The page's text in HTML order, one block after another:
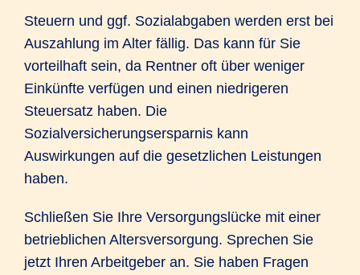
und Führungskräfte in Ihrem
Unternehmen mit höherem Einkommen
und damit höherem Versorgungsbedarf.
Nutzen Sie den erhöhten
Gestaltungsspielraum bei der
Versorgung Ihrer Mitarbeiter.
Deutschland führt zu einem
gefährlichen Fach- und
Führungskräftemangel. Viele
Steuern und ggf. Sozialabgaben werden erst bei
Auszahlung im Alter fällig. Das kann für Sie
vorteilhaft sein, da Rentner oft über weniger
Einkünfte verfügen und einen niedrigeren
Steuersatz haben. Die
Sozialversicherungsersparnis kann
Auswirkungen auf die gesetzlichen Leistungen
haben.
Schließen Sie Ihre Versorgungslücke mit einer
betrieblichen Altersversorgung. Sprechen Sie
jetzt Ihren Arbeitgeber an. Sie haben Fragen